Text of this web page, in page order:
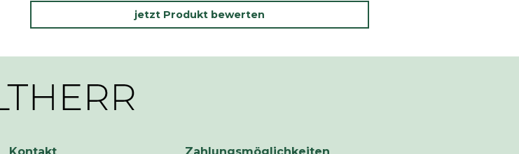
jetzt Produkt bewerten